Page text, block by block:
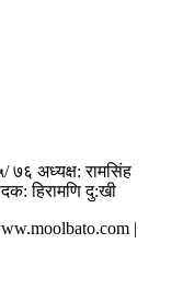
७६ अध्यक्ष: रामसिंह
हिरामणि दु:खी
|